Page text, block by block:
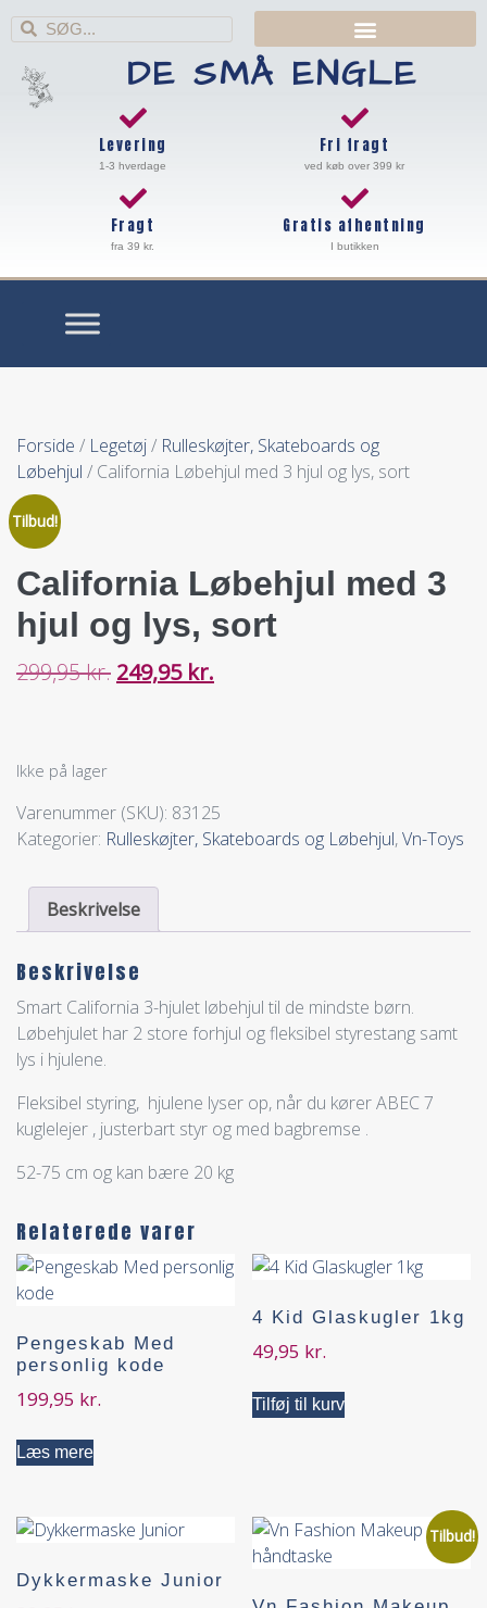
DE SMÅ ENGLE
Levering
1-3 hverdage
Fri fragt
ved køb over 399 kr
Fragt
fra 39 kr.
Gratis afhentning
I butikken
Forside / Legetøj/ Rulleskøjter, Skateboards og
Løbehjul / California Løbehjul med 3 hjul og lys, sort
Tilbud!
California Løbehjul med 3
hjul og lys, sort
299,95kr. 249,95 kr.
Ikke på lager
Varenummer (SKU): 83125
Kategorier: Rulleskøjter, Skateboards og Løbehjul,Vn-Toys
Beskrivelse
Beskrivelse
Smart California 3-hjulet løbehjul til de mindste børn.
Løbehjulet har 2 store forhjul og fleksibel styrestang samt
lys i hjulene.
Fleksibel styring, hjulene lyser op, når du kører ABEC 7
kuglelejer , justerbart styr og med bagbremse .
52-75 cm og kan bære 20 kg
Relaterede varer
Pengeskab Med
personlig kode
199,95 kr.
Læs mere
4 Kid Glaskugler 1kg
49,95 kr.
Tilføj til kurv
Dykkermaske Junior
Tilbud!